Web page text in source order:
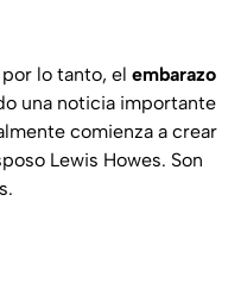
lo tanto, el embarazo
una noticia importante
comienza a crear
Lewis Howes. Son